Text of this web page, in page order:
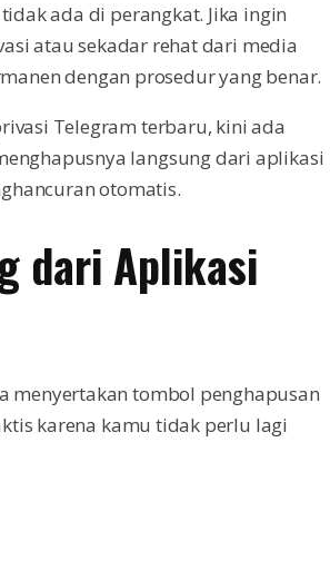
ada di perangkat. Jika ingin
atau sekadar rehat dari media
dengan prosedur yang benar.
Telegram terbaru, kini ada
langsung dari aplikasi
otomatis.
dari Aplikasi
menyertakan tombol penghapusan
karena kamu tidak perlu lagi